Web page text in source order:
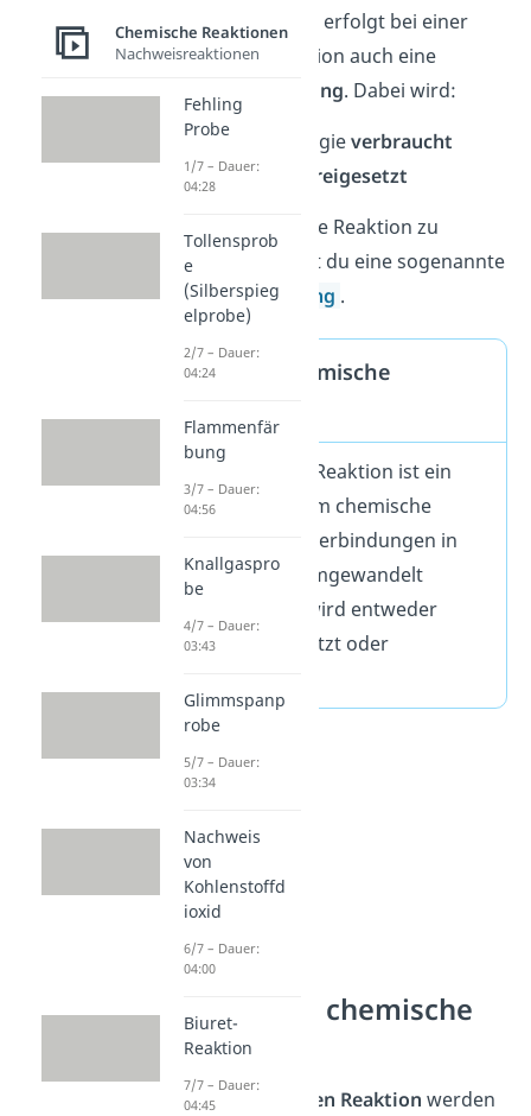
Stoffumwandlung
erfolgt bei einer
chemischen Reaktion auch eine
Energieumwandlung. Dabei wird:
entweder Energieverbraucht
oder Energie
freigesetzt
Um eine chemische Reaktion zu
beschreiben, nutzt du eine sogenannte
Reaktionsgleichung .
Definition chemische
Eine chemische Reaktion ist ein
Vorgang, bei dem chemische
Elemente oder Verbindungen in
andere Stoffe umgewandelt
werden. Dabei wird entweder
Energie freigesetzt oder
Was ist eine chemische
Reaktion?
In einer chemischen Reaktion werden
Chemische Reaktionen
Nachweisreaktionen
Fehling
Probe
1/7 – Dauer:
04:28
Tollensprob
e
(Silberspieg
elprobe)
2/7 – Dauer:
04:24
Flammenfär
bung
3/7 – Dauer:
04:56
Knallgaspro
be
4/7 – Dauer:
03:43
Glimmspanp
robe
5/7 – Dauer:
03:34
Nachweis
von
Kohlenstoffd
ioxid
6/7 – Dauer:
04:00
Biuret-
Reaktion
7/7 – Dauer:
04:45